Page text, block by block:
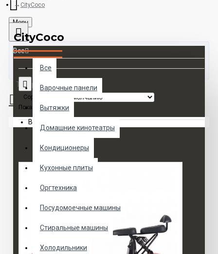
Menu
Все
Все
Варочные панели
Вытяжки
Домашние кинотеатры
Кондиционеры
Кухонные плиты
Оргтехника
Посудомоечные машины
Стиральные машины
Холодильники
Товаров 0 (0 руб.)
Ваша корзина пуста!
CityCoco
CityCoco
Сортировка:
Показать: